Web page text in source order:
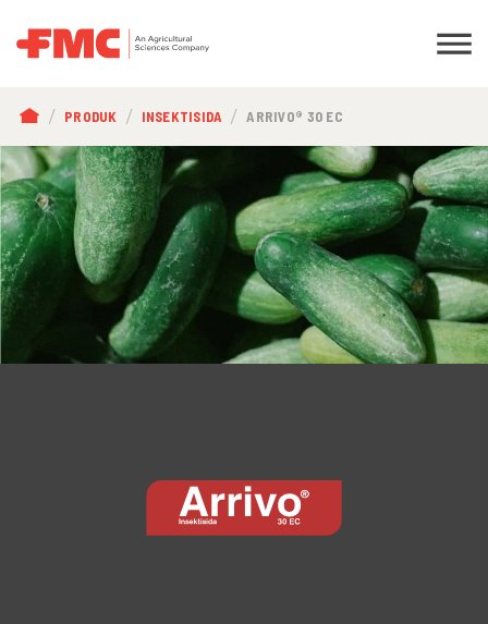
BREADCRUMB
PRODUK INSEKTISIDA ARRIVO® 30 EC